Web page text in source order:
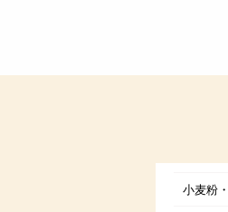
小麦粉